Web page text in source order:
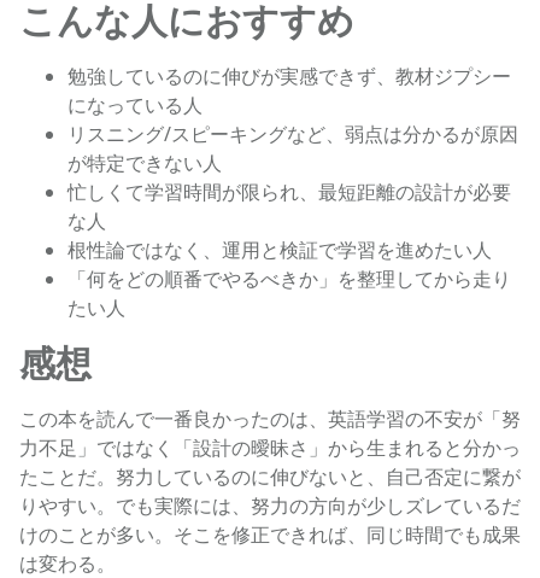
こんな人におすすめ
勉強しているのに伸びが実感できず、教材ジプシー
になっている人
リスニング/スピーキングなど、弱点は分かるが原因
が特定できない人
忙しくて学習時間が限られ、最短距離の設計が必要
な人
根性論ではなく、運用と検証で学習を進めたい人
「何をどの順番でやるべきか」を整理してから走り
たい人
感想
この本を読んで一番良かったのは、英語学習の不安が「努
力不足」ではなく「設計の曖昧さ」から生まれると分かっ
たことだ。努力しているのに伸びないと、自己否定に繋が
りやすい。でも実際には、努力の方向が少しズレているだ
けのことが多い。そこを修正できれば、同じ時間でも成果
は変わる。